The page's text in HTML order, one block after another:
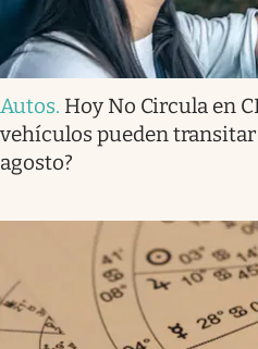
Autos. Hoy No Circula en
vehículos pueden transitar
agosto?